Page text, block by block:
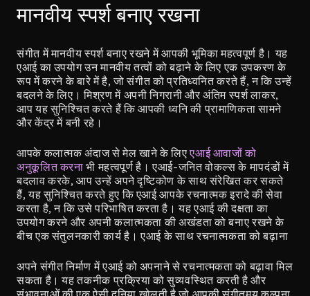
मानवीय स्पर्श बनाए रखना
संगीत में मानवीय स्पर्श बनाए रखने में आपकी भूमिका महत्वपूर्ण है। यह
एआई का उपयोग उन मानवीय तत्वों को बढ़ाने के लिए एक उपकरण के
रूप में करने के बारे में है, जो संगीत को प्रतिध्वनित करते हैं, न कि उन्हें
बदलने के लिए। मिश्रण में अपनी निगरानी और अंतिम स्पर्श लाकर,
आप यह सुनिश्चित करते हैं कि आपकी ध्वनि की प्रामाणिकता सामने
और केंद्र में बनी रहे।
आपके कलात्मक अंदाज से मेल खाने के लिए एआई आवाजों को
अनुकूलित करना भी महत्वपूर्ण है। एआई-जनित वोकल्स के मापदंडों में
बदलाव करके, आप उन्हें अपने दृष्टिकोण के साथ संरेखित कर सकते
हैं, यह सुनिश्चित करते हुए कि एआई आपके रचनात्मक इरादे की सेवा
करता है, न कि उसे परिभाषित करता है। यह एआई की दक्षता का
उपयोग करने और अपनी कलात्मकता की अखंडता को बनाए रखने के
बीच एक संतुलनकारी कार्य है। एआई के साथ रचनात्मकता को बढ़ाना
अपने संगीत निर्माण में एआई को अपनाने से रचनात्मकता को बढ़ावा मिल
सकता है। यह तकनीक प्रक्रिया को सुव्यवस्थित करती है और